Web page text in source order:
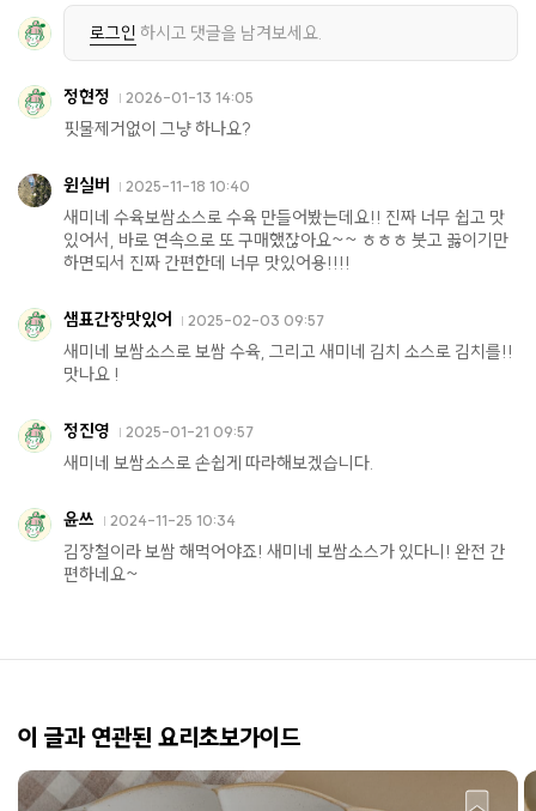
로그인 하시고 댓글을 남겨보세요.
정현정 2026-01-13 14:05
핏물제거없이 그냥 하나요?
윈실버 2025-11-18 10:40
새미네 수육보쌈소스로 수육 만들어봤는데요!! 진짜 너무 쉽고 맛
있어서, 바로 연속으로 또 구매했잖아요~~ ㅎㅎㅎ 붓고 끓이기만
하면되서 진짜 간편한데 너무 맛있어용!!!!
샘표간장맛있어 2025-02-03 09:57
새미네 보쌈소스로 보쌈 수육, 그리고 새미네 김치 소스로 김치를!!
맛나요 !
정진영 2025-01-21 09:57
새미네 보쌈소스로 손쉽게 따라해보겠습니다.
윤쓰 2024-11-25 10:34
김장철이라 보쌈 해먹어야죠! 새미네 보쌈소스가 있다니! 완전 간
편하네요~
이 글과 연관된 요리초보가이드